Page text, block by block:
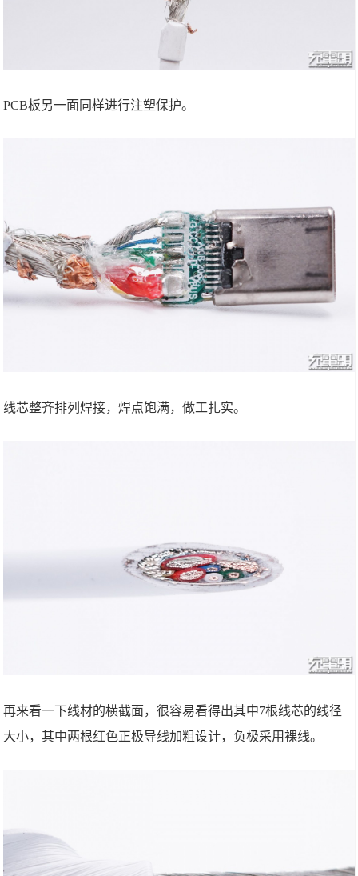
PCB板另一面同样进行注塑保护。
线芯整齐排列焊接，焊点饱满，做工扎实。
再来看一下线材的横截面，很容易看得出其中7根线芯的线径
大小，其中两根红色正极导线加粗设计，负极采用裸线。